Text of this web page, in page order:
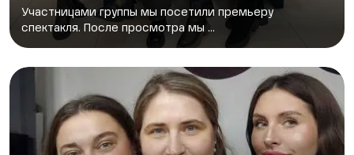
Участницами группы мы посетили премьеру
спектакля. После просмотра мы ...